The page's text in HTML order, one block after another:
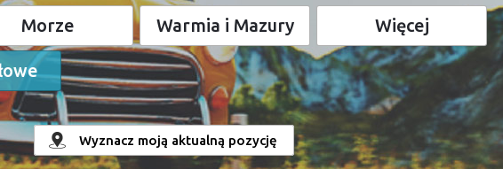
Morze Warmia i Mazury Więcej
Wyznacz moją aktualną pozycję